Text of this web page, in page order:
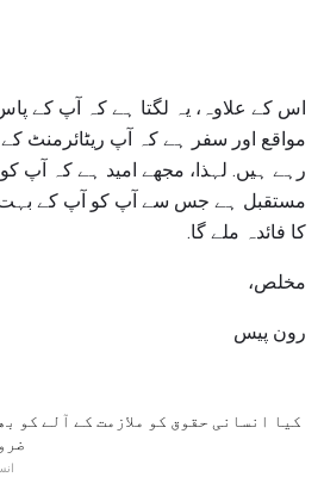
اس کے علاوہ، یہ لگتا ہے کہ آپ کے
مواقع اور سفر ہے کہ آپ ریٹائرمنٹ کے
رہے ہیں. لہذا، مجھے امید ہے کہ آپ کو
مستقبل ہے جس سے آپ کو آپ کے
کا فائدہ ملے گا.
مخلص،
رون پیس
کیا انسانی حقوق کو ملازمت کے آلے کو